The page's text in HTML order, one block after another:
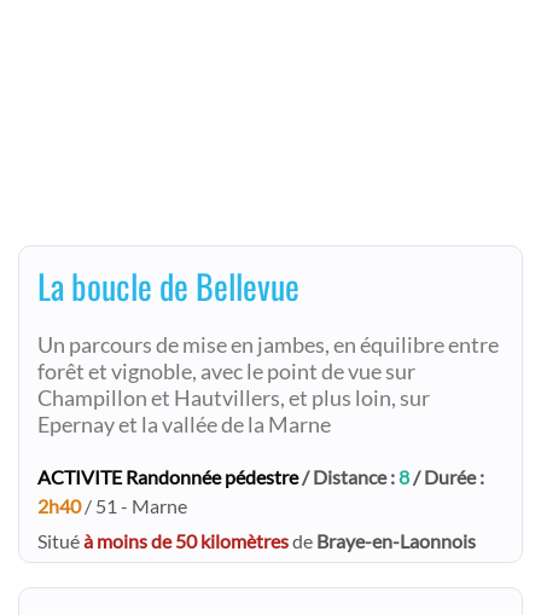
La boucle de Bellevue
Un parcours de mise en jambes, en équilibre entre
forêt et vignoble, avec le point de vue sur
Champillon et Hautvillers, et plus loin, sur
Epernay et la vallée de la Marne
ACTIVITE Randonnée pédestre/ Distance :8/ Durée :
2h40/ 51 - Marne
Situéà moins de 50 kilomètresde Braye-en-Laonnois